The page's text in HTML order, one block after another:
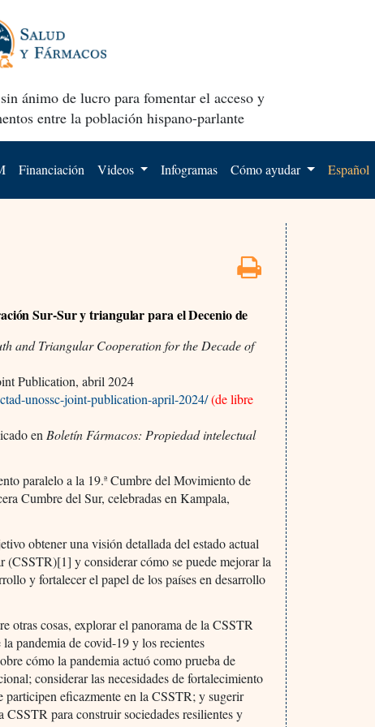
ánimo de lucro para fomentar el acceso y
entre la población hispano-parlante
Financiación Videos Infogramas Cómo ayudar Español
Sur-Sur y triangular para el Decenio de
and Triangular Cooperation for the Decade of
Publication, abril 2024
unossc-joint-publication-april-2024/(de libre
enBoletín Fármacos: Propiedad intelectual
paralelo a la 19.ª Cumbre del Movimiento de
Cumbre del Sur, celebradas en Kampala,
obtener una visión detallada del estado actual
(CSSTR)[1] y considerar cómo se puede mejorar la
y fortalecer el papel de los países en desarrollo
otras cosas, explorar el panorama de la CSSTR
pandemia de covid-19 y los recientes
cómo la pandemia actuó como prueba de
considerar las necesidades de fortalecimiento
participen eficazmente en la CSSTR; y sugerir
CSSTR para construir sociedades resilientes y